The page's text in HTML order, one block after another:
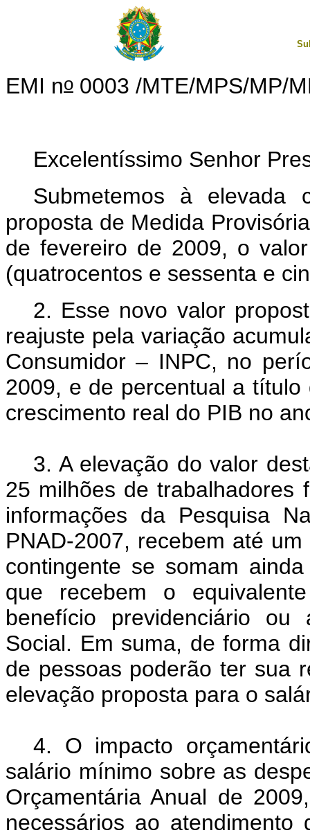
EMI no 0003 /MTE/MPS/MP/
Excelentíssimo Senhor
Submetemos à elevada
proposta de Medida
de fevereiro de 2009, o
(quatrocentos e sessenta e
2. Esse novo valor
reajuste pela variação
Consumidor – INPC, no
2009, e de percentual a
crescimento real do PIB no
3. A elevação do valor
25 milhões de trabalhadores
informações da Pesquisa
PNAD-2007, recebem até
contingente se somam
que recebem o
benefício previdenciário ou
Social. Em suma, de forma
de pessoas poderão ter sua
elevação proposta para o
4. O impacto
salário mínimo sobre as
Orçamentária Anual de
necessários ao atendimento